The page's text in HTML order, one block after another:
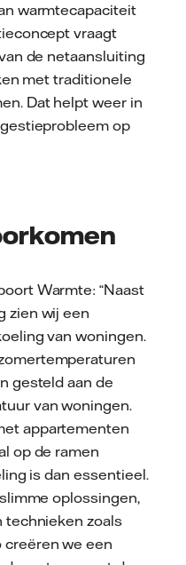
warmtecapaciteit
vraagt
de netaansluiting
met traditionele
Dat helpt weer in
op
Warmte: “Naast
zien wij een
van woningen.
gesteld aan de
van woningen.
appartementen
op de ramen
is dan essentieel.
oplossingen,
technieken zoals
creëren we een